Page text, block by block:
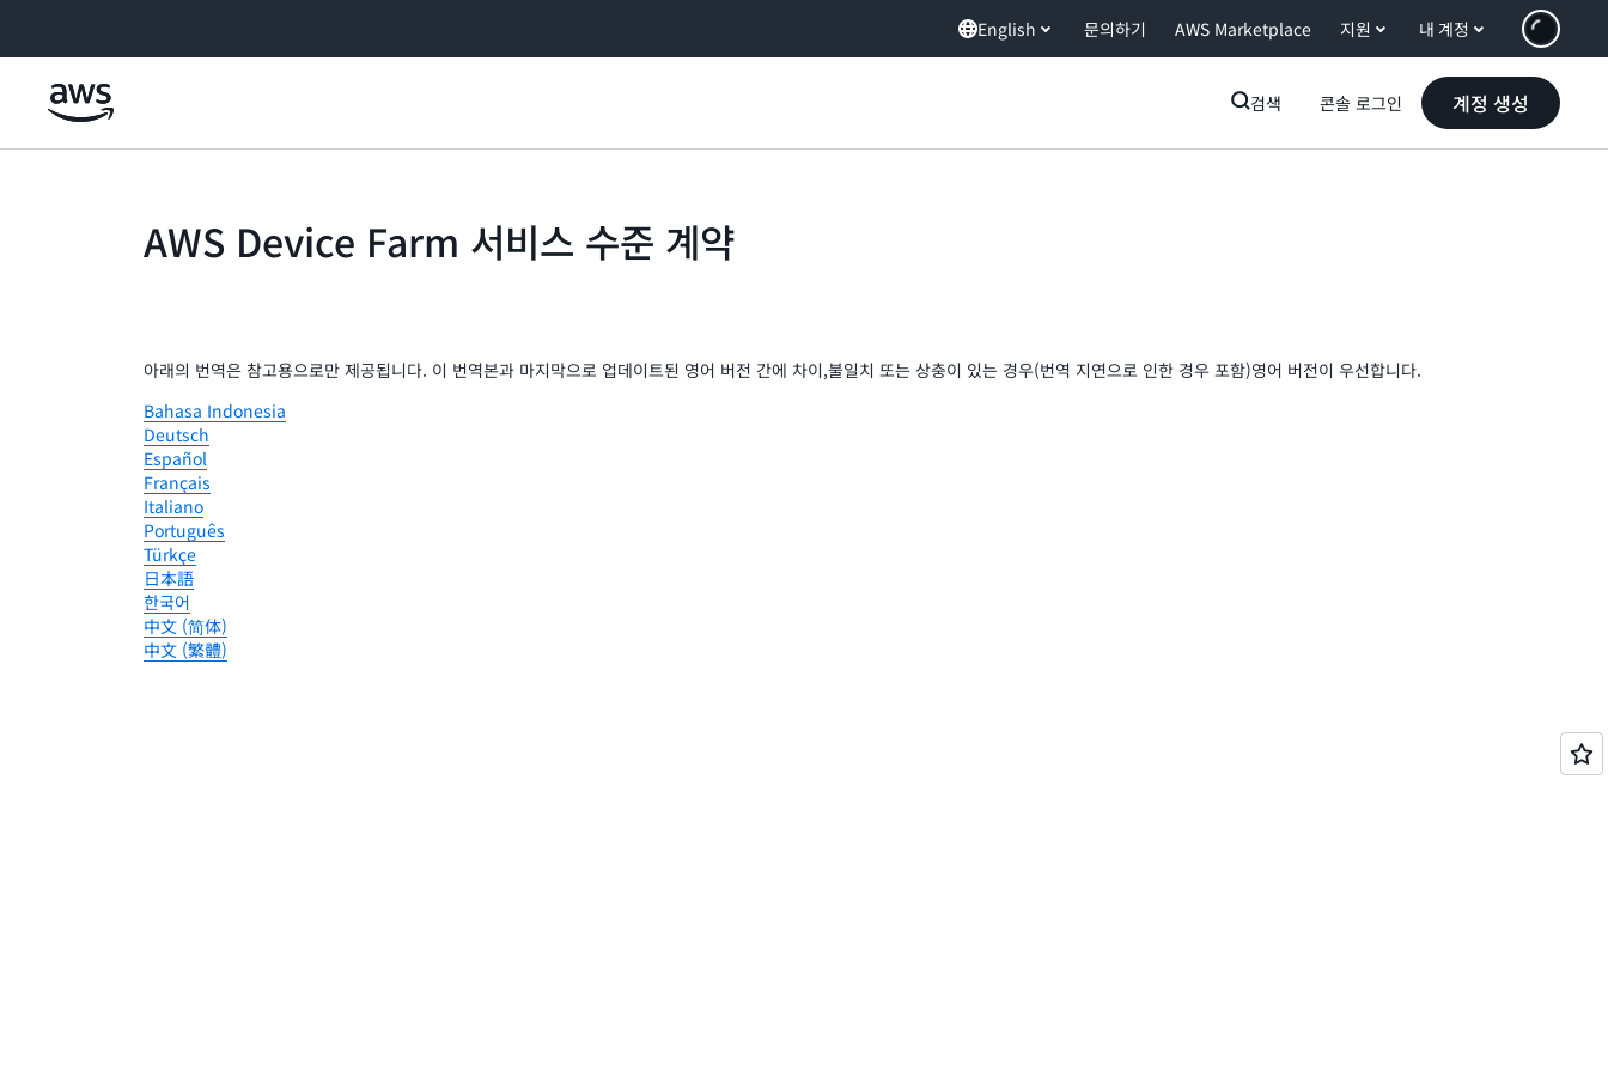
English 문의하기 AWS Marketplace 지원 내 계정
검색 콘솔 로그인 계정 생성
AWS Device Farm 서비스 수준 계약
아래의 번역은 참고용으로만 제공됩니다. 이 번역본과 마지막으로 업데이트된 영어 버전 간에 차이,불일치 또는 상충이 있는 경우(번역 지연으로 인한 경우 포함)영어 버전이 우선합니다.
Bahasa Indonesia
Deutsch
Español
Français
Italiano
Português
Türkçe
日本語
한국어
中文 (简体)
中文 (繁體)